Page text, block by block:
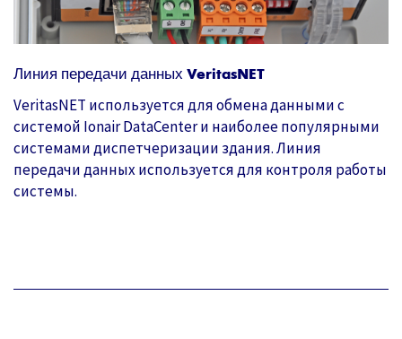
Линия передачи данных VeritasNET
VeritasNET используется для обмена данными с
системой Ionair DataCenter и наиболее популярными
системами диспетчеризации здания. Линия
передачи данных используется для контроля работы
системы.